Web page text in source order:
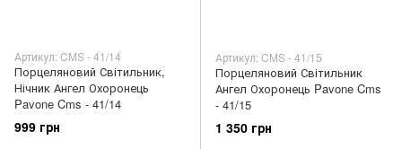
Артикул: CMS - 41/14
Порцеляновий Світильник,
Нічник Ангел Охоронець
Pavone Cms - 41/14
999 грн
Артикул: CMS - 41/15
Порцеляновий Світильник
Ангел Охоронець Pavone Cms
- 41/15
1 350 грн